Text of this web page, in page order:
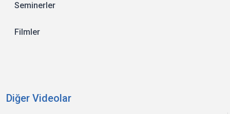
Seminerler
Filmler
Diğer Videolar